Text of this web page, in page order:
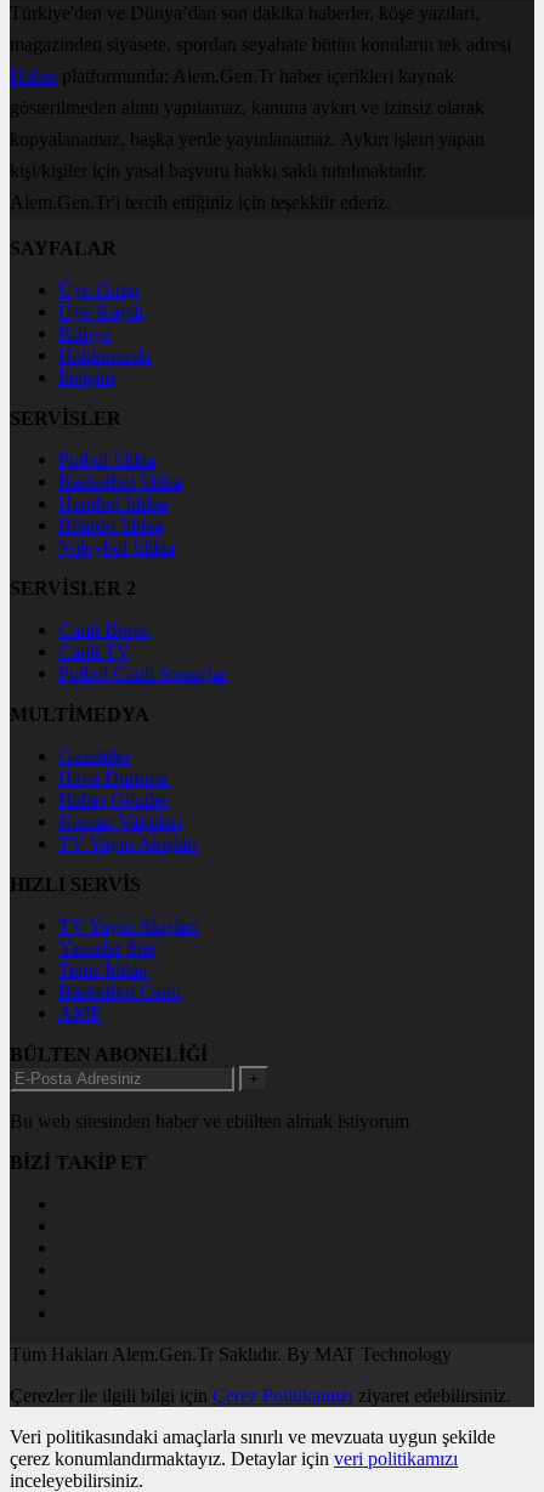
Türkiye'den ve Dünya’dan son dakika haberler, köşe yazıları,
magazinden siyasete, spordan seyahate bütün konuların tek adresi
Haberplatformunda; Alem.Gen.Tr haber içerikleri kaynak
gösterilmeden alıntı yapılamaz, kanuna aykırı ve izinsiz olarak
kopyalanamaz, başka yerde yayınlanamaz. Aykırı işlem yapan
kişi/kişiler için yasal başvuru hakkı saklı tutulmaktadır.
Alem.Gen.Tr'i tercih ettiğiniz için teşekkür ederiz.
SAYFALAR
Üye Girişi
Üye Kaydı
Künye
Hakkımızda
İletişim
SERVİSLER
Futbol İddaa
Basketbol İddaa
Hentbol İddaa
Bilardo İddaa
Voleybol İddaa
SERVİSLER 2
Canlı Borsa
Canlı TV
Futbol Canlı Sonuçlar
MULTİMEDYA
Gazeteler
Hava Durumu
Haber Gönder
Namaz Vakitleri
TV Yayın Akışları
HIZLI SERVİS
TV Yayın Akışları
Yazarlar Site
Tenis İddaa
Basketbol Canlı
AMP
BÜLTEN ABONELİĞİ
+
Bu web sitesinden haber ve ebülten almak istiyorum
BİZİ TAKİP ET
Tüm Hakları Alem.Gen.Tr Saklıdır. By MAT Technology
Çerezler ile ilgili bilgi için Çerez Politikamızı ziyaret edebilirsiniz.
Veri politikasındaki amaçlarla sınırlı ve mevzuata uygun şekilde
çerez konumlandırmaktayız. Detaylar için veri politikamızı
inceleyebilirsiniz.